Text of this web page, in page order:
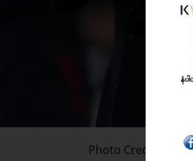
Photo Credit: Goal